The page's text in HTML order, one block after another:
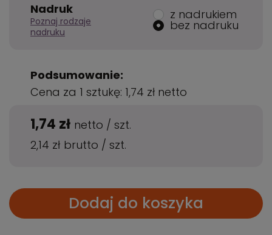
Nadruk
Poznaj rodzaje
nadruku
z nadrukiem
bez nadruku
Podsumowanie:
Cena za 1 sztukę: 1,74 zł netto
1,74 zł netto / szt.
2,14 zł brutto / szt.
Dodaj do koszyka